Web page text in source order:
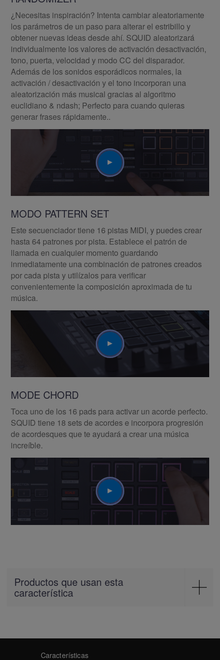
¿Necesitas inspiración? Intenta cambiar aleatoriamente
los parámetros de un paso para alterar el estribillo y
obtener nuevas ideas desde ahí. SQUID aleatorizará
individualmente los valores de activación desactivación,
tono, puerta, velocidad y modo CC del disparador.
Además de los sonidos esporádicos normales, la
activación / desactivación y el tono incorporan una
aleatorización más musical gracias al algoritmo
euclidiano & ndash; Perfecto para cuando quieras
generar frases rápidamente..
Play
MODO PATTERN SET
Este secuenciador tiene 16 pistas MIDI, y puedes crear
hasta 64 patrones por pista. Establece el patrón de
llamada en cualquier momento guardando
inmediatamente una combinación de patrones creados
por cada pista y utilízalos para verificar
convenientemente la composición aproximada de tu
música.
Play
MODE CHORD
Toca uno de los 16 pads para activar un acorde perfecto.
SQUID tiene 18 sets de acordes e incorpora progresión
de acordesques que te ayudará a crear una música
increíble.
Play
Productos que usan esta
característica
TORAIZ SQUID
Características